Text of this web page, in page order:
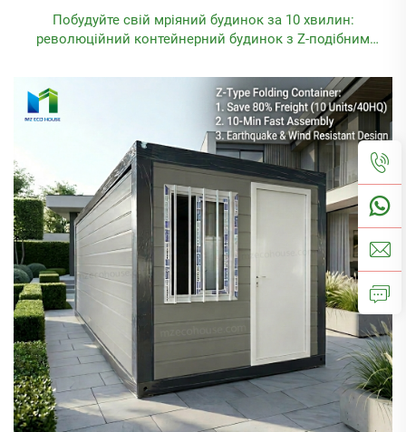
Побудуйте свій мріяний будинок за 10 хвилин:
революційний контейнерний будинок з Z-подібним